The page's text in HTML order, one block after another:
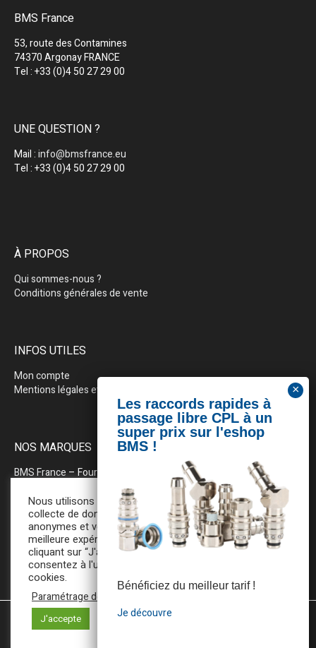
BMS France
53, route des Contamines
74370 Argonay FRANCE
Tel : +33 (0)4 50 27 29 00
UNE QUESTION ?
Mail :info@bmsfrance.eu
Tel : +33 (0)4 50 27 29 00
À PROPOS
Qui sommes-nous ?
Conditions générales de vente
INFOS UTILES
Mon compte
Mentions légales et politique de confidentialité
NOS MARQUES
BMS France – Fournitures industrielles pour la plasturgie
BEWEPLAST– Machines & pérhiphériques
PRODOPTIM– Table d’entretien pour moules d’injection
Mentions légales et Politique de confidentialité
Nous utilisons des cookies pour la
collecte de données statistiques
anonymes et vous assurer une
meilleure expérience de navigation. En
cliquant sur “J'accepte”, vous
consentez à l'utilisation de tous ces
cookies.
Paramétrage des cookies
J'accepte
Bénéficiez du meilleur tarif !
Je découvre